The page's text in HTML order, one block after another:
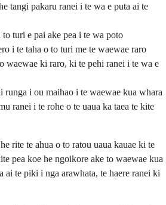
tangi pakaru ranei i te wa e puta ai te
to turi e pai ake pea i te wa poto
i te taha o to turi me te waewae raro
waewae ki raro, ki te pehi ranei i te wa e
runga i ou maihao i te waewae kua whara
ranei i te rohe o te uaua ka taea te kite
rite te ahua o to ratou uaua kauae ki te
pea koe he ngoikore ake to waewae kua
ai te piki i nga arawhata, te haere ranei ki